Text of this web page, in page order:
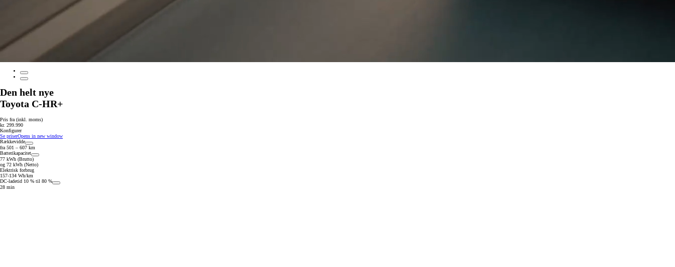
Den helt nye
Toyota C-HR+
Pris fra (inkl. moms)
kr. 299.990
Konfigurer
Se priserOpens in new window
Rækkevidde
fra 501 – 607 km
Batterikapacitet
77 kWh (Brutto)
og 72 kWh (Netto)
Elektrisk forbrug
157-134 Wh/km
DC-ladetid 10 % til 80 %
28 min